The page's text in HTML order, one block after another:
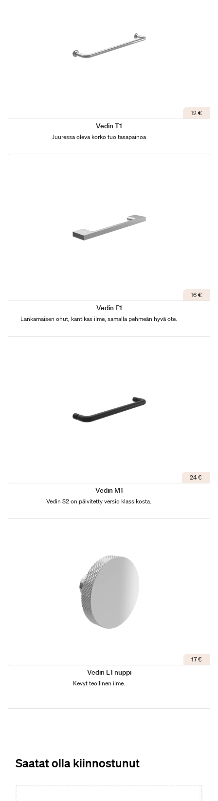
12 €
Vedin T1
Juuressa oleva korko tuo tasapainoa
16 €
Vedin E1
Lankamaisen ohut, kantikas ilme, samalla pehmeän hyvä ote.
24 €
Vedin M1
Vedin S2 on päivitetty versio klassikosta.
17 €
Vedin L1 nuppi
Kevyt teollinen ilme.
Saatat olla kiinnostunut